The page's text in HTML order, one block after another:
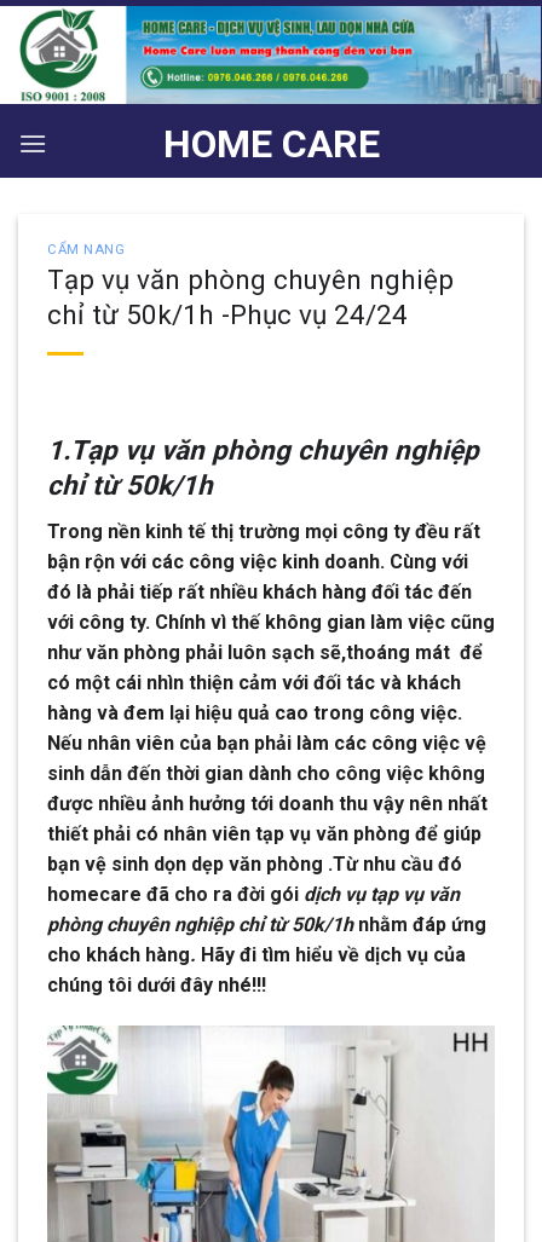
Bỏ
qua
nội
dung
HOME CARE
CẨM NANG
Tạp vụ văn phòng chuyên nghiệp
chỉ từ 50k/1h -Phục vụ 24/24
1.Tạp vụ văn phòng chuyên nghiệp
chỉ từ 50k/1h
Trong nền kinh tế thị trường mọi công ty đều rất
bận rộn với các công việc kinh doanh. Cùng với
đó là phải tiếp rất nhiều khách hàng đối tác đến
với công ty. Chính vì thế không gian làm việc cũng
như văn phòng phải luôn sạch sẽ,thoáng mát để
có một cái nhìn thiện cảm với đối tác và khách
hàng và đem lại hiệu quả cao trong công việc.
Nếu nhân viên của bạn phải làm các công việc vệ
sinh dẫn đến thời gian dành cho công việc không
được nhiều ảnh hưởng tới doanh thu vậy nên nhất
thiết phải có nhân viên tạp vụ văn phòng để giúp
bạn vệ sinh dọn dẹp văn phòng .Từ nhu cầu đó
homecare đã cho ra đời gói dịch vụ tạp vụ văn
phòng chuyên nghiệp chỉ từ 50k/1h nhằm đáp ứng
cho khách hàng. Hãy đi tìm hiểu về dịch vụ của
chúng tôi dưới đây nhé!!!